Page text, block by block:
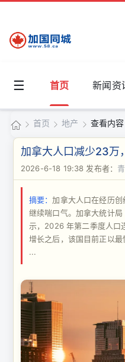
☰ 首页 新闻资
加
同
›
首页
›
地产
›
查看内容
加拿大人口减少23万
2026-6-18 19:38 发布者：
摘要：加拿大人口在经历创
继续喘口气。加拿大统计
示，2026 年第二季度人口
增长之后，该国目前正以
...